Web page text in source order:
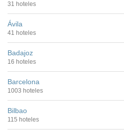
31 hoteles
Ávila
41 hoteles
Badajoz
16 hoteles
Barcelona
1003 hoteles
Bilbao
115 hoteles